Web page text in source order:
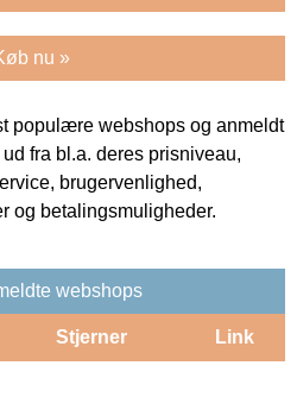
nu »
populære webshops og anmeldt
fra bl.a. deres prisniveau,
brugervenlighed,
og betalingsmuligheder.
webshops
Stjerner Link